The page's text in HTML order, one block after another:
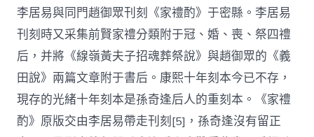
李居易與同門趙御眾刊刻《家禮酌》于密縣。李居易
刊刻時又采集前賢家禮分類附于冠、婚、喪、祭四禮
后，并將《線嶺黃夫子招魂葬祭說》與趙御眾的《義
田說》兩篇文章附于書后。康熙十年刻本今已不存，
現存的光緒十年刻本是孫奇逢后人的重刻本。《家禮
酌》原版交由李居易帶走刊刻[5]，孫奇逢沒有留正